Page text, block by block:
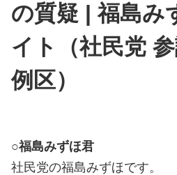
の質疑 | 福島み
イト（社民党
例区）
○福島みずほ君
社民党の福島みずほです。